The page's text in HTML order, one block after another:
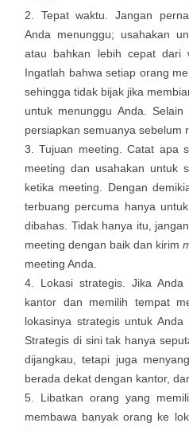
Tepat waktu. Jangan
Anda menunggu; usahakan
atau bahkan lebih cepat dari
Ingatlah bahwa setiap orang
sehingga tidak bijak jika
untuk menunggu Anda.
persiapkan semuanya sebelum
Tujuan meeting. Catat apa
meeting dan usahakan untuk
ketika meeting. Dengan
terbuang percuma hanya
dibahas. Tidak hanya itu,
meeting dengan baik dan kirim
meeting Anda.
Lokasi strategis. Jika
kantor dan memilih tempat
lokasinya strategis untuk
Strategis di sini tak hanya
dijangkau, tetapi juga
berada dekat dengan kantor,
Libatkan orang yang
membawa banyak orang ke